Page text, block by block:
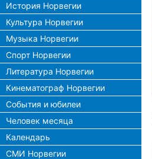
История Норвегии
Культура Норвегии
Музыка Норвегии
Спорт Норвегии
Литература Норвегии
Кинематограф Норвегии
События и юбилеи
Человек месяца
Календарь
СМИ Норвегии